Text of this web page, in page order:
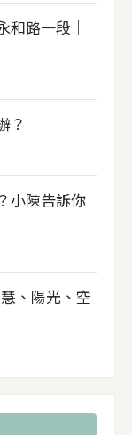
戶因為海外
證明』，而
前，真的要
交易產生問
駐外館處申
人因故無法
外授權書真
和路一段｜
？
小陳告訴你
、陽光、空